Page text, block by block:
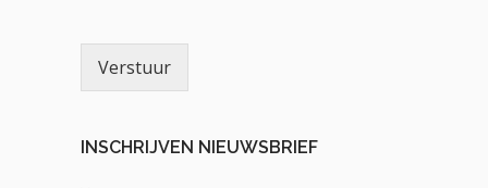
Verstuur
INSCHRIJVEN NIEUWSBRIEF